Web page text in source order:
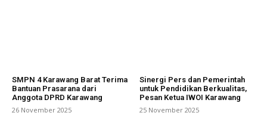
SMPN 4 Karawang Barat Terima
Bantuan Prasarana dari
Anggota DPRD Karawang
26 November 2025
Sinergi Pers dan Pemerintah
untuk Pendidikan Berkualitas,
Pesan Ketua IWOI Karawang
25 November 2025